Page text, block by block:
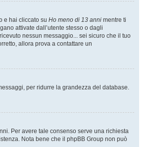
e hai cliccato su Ho meno di 13 anni mentre ti
attivate dall’utente stesso o dagli
nessun messaggio... sei sicuro che il tuo
allora prova a contattare un
per ridurre la grandezza del database.
Per avere tale consenso serve una richiesta
Nota bene che il phpBB Group non può